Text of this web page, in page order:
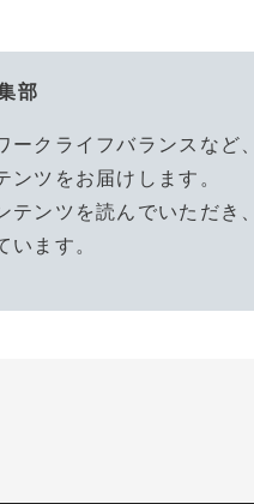
部
ークライフバランスなど
ンツをお届けします。
テンツを読んでいただき
います。